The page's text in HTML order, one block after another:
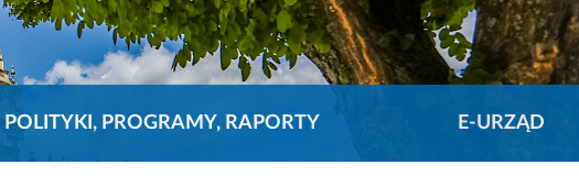
POLITYKI, PROGRAMY, RAPORTY E-URZĄD